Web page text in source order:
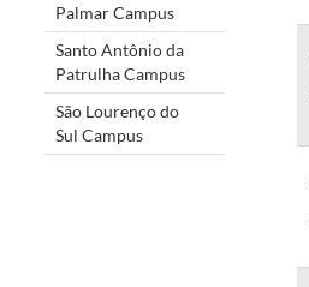
Palmar Campus
Santo Antônio da
Patrulha Campus
São Lourenço do
Sul Campus